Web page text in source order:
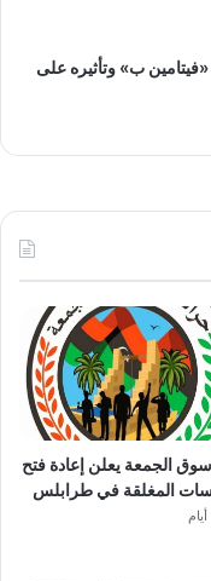
ب» وتأثيره على
الجمعة يعلن إعادة فتح
المغلقة في طرابلس